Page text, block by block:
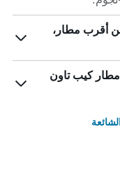
أقرب مطار،
كيب تاون